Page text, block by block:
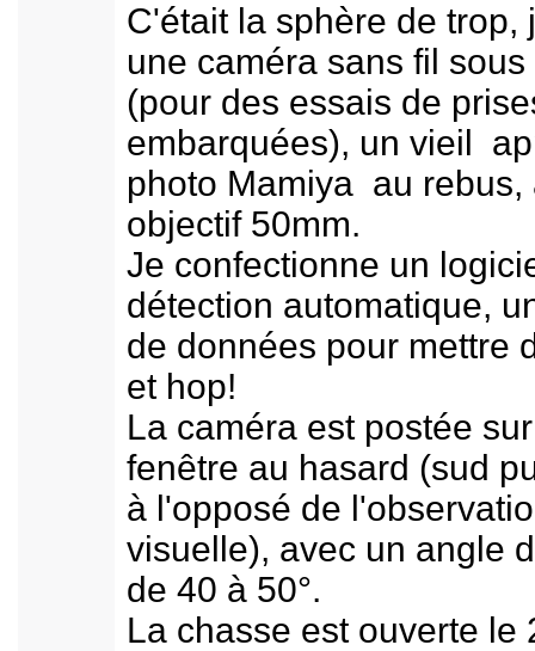
C'était la sphère de trop,
une caméra sans fil
(pour des essais de
embarquées), un vieil
photo Mamiya au rebus,
objectif 50mm.
Je confectionne un
détection automatique,
de données pour mettre
et hop!
La caméra est postée
fenêtre au hasard (sud
à l'opposé de
visuelle), avec un angle
de 40 à 50°.
La chasse est ouverte le